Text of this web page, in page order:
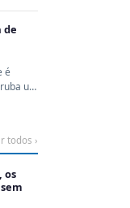
de
é
um
todos ›
os